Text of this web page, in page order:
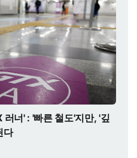
너' : '빠른 철도'지만, '깊
다